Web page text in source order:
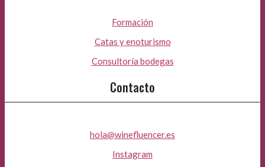
Formación
Catas y enoturismo
Consultoría bodegas
Contacto
hola@winefluencer.es
Instagram